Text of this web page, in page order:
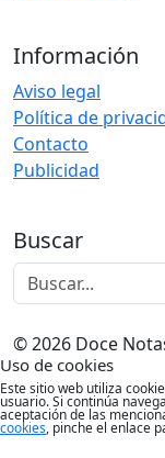
Información
Aviso legal
Política de
Contacto
Publicidad
Buscar
© 2026 Doce
Uso de cookies
Este sitio web utiliza
usuario. Si continúa
aceptación de las
cookies, pinche el enlace